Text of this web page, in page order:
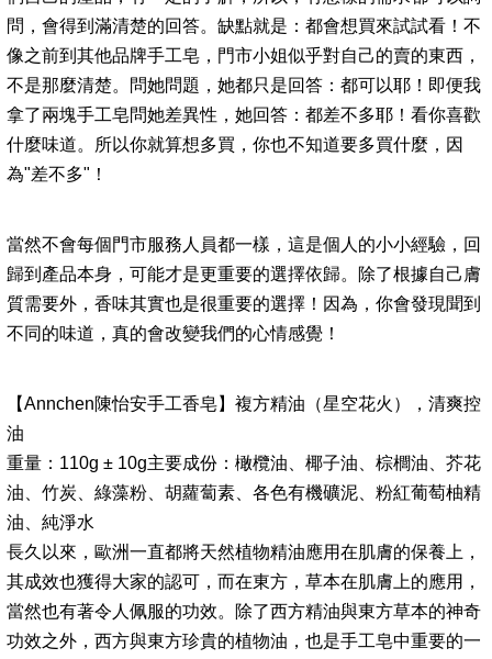
問，會得到滿清楚的回答。缺點就是：都會想買來試試看！不
像之前到其他品牌手工皂，門市小姐似乎對自己的賣的東西，
不是那麼清楚。問她問題，她都只是回答：都可以耶！即便我
拿了兩塊手工皂問她差異性，她回答：都差不多耶！看你喜歡
什麼味道。所以你就算想多買，你也不知道要多買什麼，因
為"差不多"！
當然不會每個門市服務人員都一樣，這是個人的小小經驗，回
歸到產品本身，可能才是更重要的選擇依歸。除了根據自己膚
質需要外，香味其實也是很重要的選擇！因為，你會發現聞到
不同的味道，真的會改變我們的心情感覺！
【Annchen陳怡安手工香皂】複方精油（星空花火），清爽控
油
重量：110g ± 10g主要成份：橄欖油、椰子油、棕櫚油、芥花
油、竹炭、綠藻粉、胡蘿蔔素、各色有機礦泥、粉紅葡萄柚精
油、純淨水
長久以來，歐洲一直都將天然植物精油應用在肌膚的保養上，
其成效也獲得大家的認可，而在東方，草本在肌膚上的應用，
當然也有著令人佩服的功效。除了西方精油與東方草本的神奇
功效之外，西方與東方珍貴的植物油，也是手工皂中重要的一